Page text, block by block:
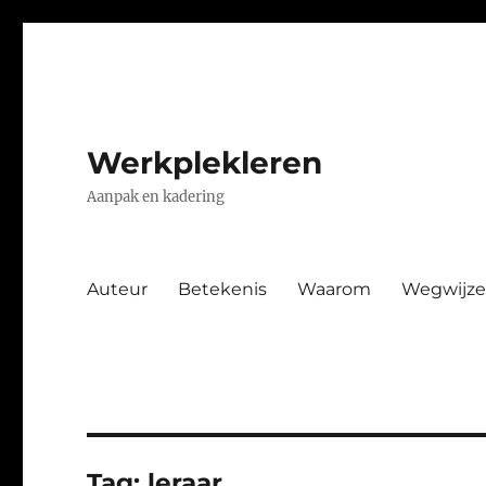
Werkplekleren
Aanpak en kadering
Auteur Betekenis Waarom